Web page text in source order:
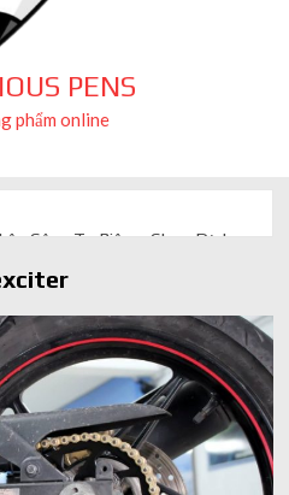
PENS
phẩm online
Công Ty Riêng: Chọn Dịch
món làm riêng luôn ghi điểm
RPA, workflow và AI agent
để cắt giảm chi phí vận hành